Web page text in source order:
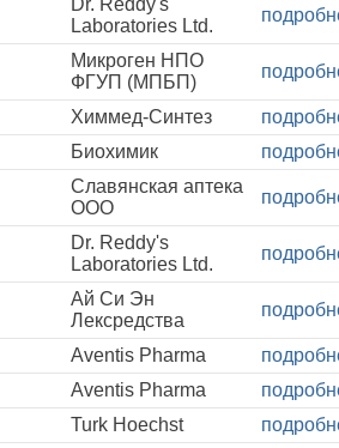
Dr. Reddy's
Laboratories Ltd.
Микроген НПО
ФГУП (МПБП)
Химмед-Синтез
Биохимик
Славянская аптека
ООО
Dr. Reddy's
Laboratories Ltd.
Ай Си Эн
Лексредства
Aventis Pharma
Aventis Pharma
Turk Hoechst